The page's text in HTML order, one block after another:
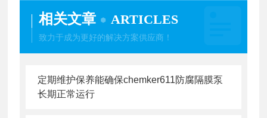
相关文章 ARTICLES
致力于成为更好的解决方案供应商！
定期维护保养能确保chemker611防腐隔膜泵
长期正常运行